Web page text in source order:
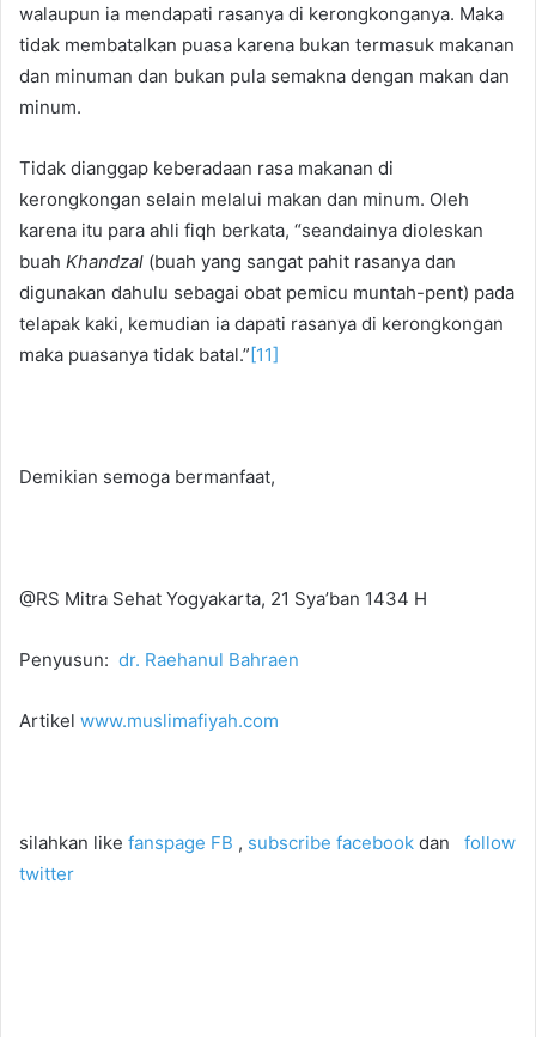
walaupun ia mendapati rasanya di kerongkonganya. Maka
tidak membatalkan puasa karena bukan termasuk makanan
dan minuman dan bukan pula semakna dengan makan dan
minum.
Tidak dianggap keberadaan rasa makanan di
kerongkongan selain melalui makan dan minum. Oleh
karena itu para ahli fiqh berkata, “seandainya dioleskan
buah Khandzal (buah yang sangat pahit rasanya dan
digunakan dahulu sebagai obat pemicu muntah-pent) pada
telapak kaki, kemudian ia dapati rasanya di kerongkongan
maka puasanya tidak batal.”[11]
Demikian semoga bermanfaat,
@RS Mitra Sehat Yogyakarta, 21 Sya’ban 1434 H
Penyusun: dr. Raehanul Bahraen
Artikel www.muslimafiyah.com
silahkan like fanspage FB , subscribe facebook dan
follow
twitter